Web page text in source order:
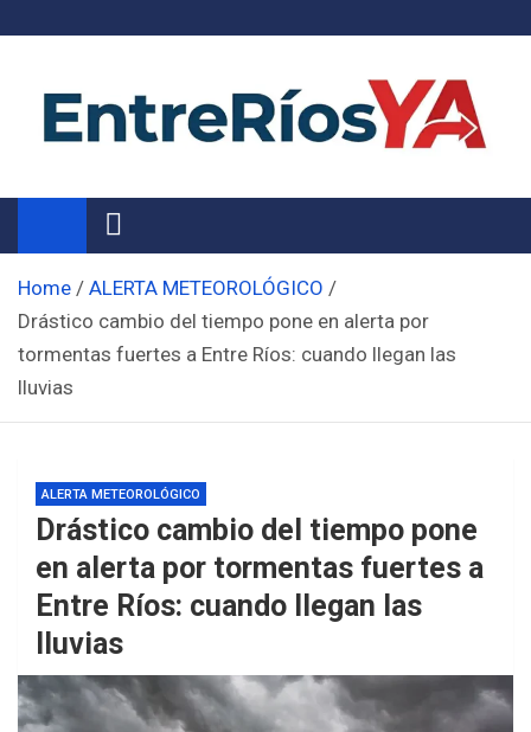
Noticias de Entre Ríos
Información de toda la provincia ahora
Home
ALERTA METEOROLÓGICO
Drástico cambio del tiempo pone en alerta por
tormentas fuertes a Entre Ríos: cuando llegan las
lluvias
ALERTA METEOROLÓGICO
Drástico cambio del tiempo pone
en alerta por tormentas fuertes a
Entre Ríos: cuando llegan las
lluvias